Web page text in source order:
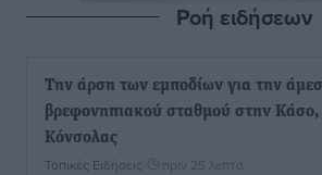
Ροή ειδήσεων
Την άρση των εμποδίων για την
βρεφονηπιακού σταθμού στην
Κόνσολας
Τοπικές Ειδήσεις πριν 25 λεπτά